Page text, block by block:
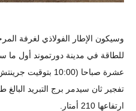
للطاقة في مدينة دورتموند
ارتفاعها 210 أمتار.